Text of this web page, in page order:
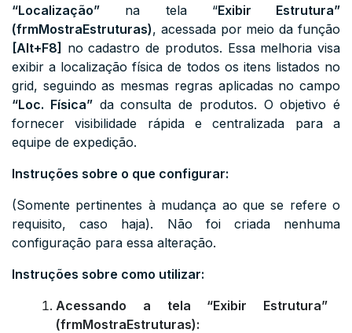
“Localização” na tela “Exibir Estrutura”
(frmMostraEstruturas), acessada por meio da função
[Alt+F8] no cadastro de produtos. Essa melhoria visa
exibir a localização física de todos os itens listados no
grid, seguindo as mesmas regras aplicadas no campo
“Loc. Física”da consulta de produtos. O objetivo é
fornecer visibilidade rápida e centralizada para a
equipe de expedição.
Instruções sobre o que configurar:
(Somente pertinentes à mudança ao que se refere o
requisito, caso haja). Não foi criada nenhuma
configuração para essa alteração.
Instruções sobre como utilizar:
Acessando a tela “Exibir Estrutura”
(frmMostraEstruturas):